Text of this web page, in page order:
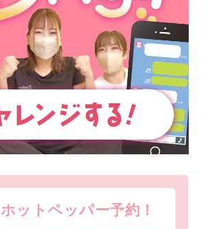
ホットペッパー予約！